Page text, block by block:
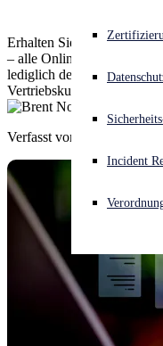
Akuter Cyberangriff?
Anmelden
Open search
Open language
Incident
Erhalten Sie Ihren Sophos
– alle Online-Trainings
lediglich den Kurs „Selling
Vertriebskurs, um sich zu
Verfasst von